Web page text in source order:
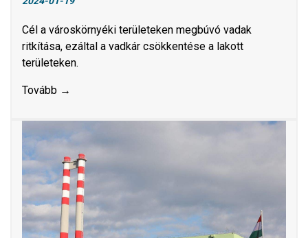
Cél a városkörnyéki területeken megbúvó vadak
ritkítása, ezáltal a vadkár csökkentése a lakott
területeken.
Tovább →